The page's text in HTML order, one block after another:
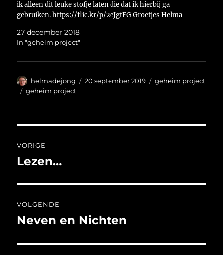
ik alleen dit leuke stofje laten die dat ik hierbij ga
gebruiken. https://flic.kr/p/2cJgtFG Groetjes Helma
27 december 2018
In "geheim project"
Auteur
helmadejong
Geplaatst
20 september 2019 Categorieën
geheim project
Tags
geheim project
navigatie
VORIGE
Vorig
Lezen…
VOLGENDE
Volgend
Neven en Nichten